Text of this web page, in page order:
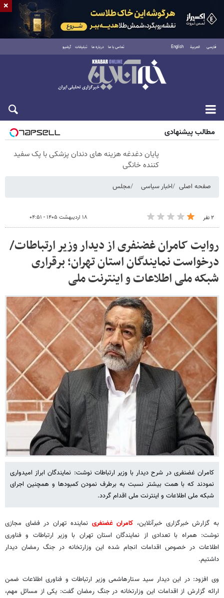
فارسی العربية English تماس با ما درباره ما تبلیغات آرشیو
جمعه ۱۶ مرداد ۱۴۰۵
مطالب پیشنهادی
پایان دغدغه هزینه های دندان پزشکی با پک سفید
کننده خانگی
صفحه اصلی اخبار سیاسی مجلس
۲ نفر ۱۸ اردیبهشت ۱۴۰۵ - ۰۴:۵۱
روایت کامران غضنفری از دیدار وزیر ارتباطات/
درخواست نمایندگان استان تهران؛ برقراری
شبکه ملی اطلاعات و اینترنت ملی
کامران غضنفری در شرح دیدار با وزیر ارتباطات نوشت: نمایندگان ابراز امیدواری
نمودند که با همت بیشتر نسبت به برطرف نمودن کمبودها و همچنین اجرای
شبکه ملی اطلاعات و اینترنت ملی اقدام گردد.
به گزارش خبرگزاری خبرآنلاین، کامران غضنفری نماینده تهران در فضای مجازی
نوشت: همراه با تعدادی از نمایندگان استان تهران با وزیر ارتباطات و فناوری
اطلاعات در خصوص اقدامات انجام شده این وزارتخانه در جنگ رمضان دیدار
داشتیم.
وی افزود: در این دیدار سید ستارهاشمی وزیر ارتباطات و فناوری اطلاعات ضمن
ارائه گزارش از اقدامات این وزارتخانه در جنگ رمضان گفت: یکی از مسائل مهم،
×